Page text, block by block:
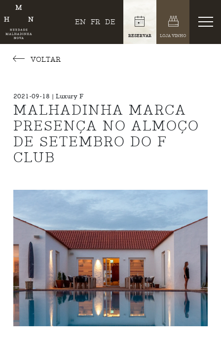
EN FR DE
RESERVAR LOJA VINHO
VOLTAR
2021-09-18 | Luxury F
MALHADINHA MARCA
PRESENÇA NO ALMOÇO
DE SETEMBRO DO F
CLUB